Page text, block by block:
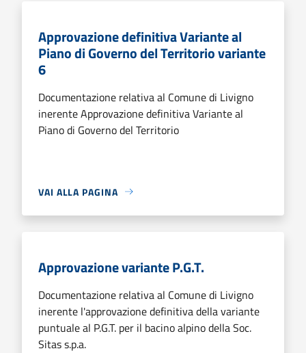
Approvazione definitiva Variante al
Piano di Governo del Territorio variante
6
Documentazione relativa al Comune di Livigno
inerente Approvazione definitiva Variante al
Piano di Governo del Territorio
VAI ALLA PAGINA
Approvazione variante P.G.T.
Documentazione relativa al Comune di Livigno
inerente l'approvazione definitiva della variante
puntuale al P.G.T. per il bacino alpino della Soc.
Sitas s.p.a.